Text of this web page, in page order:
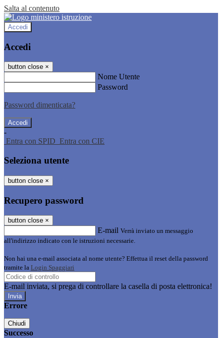
Salta al contenuto
Accedi
Accedi
button close ×
Nome Utente
Password
Password dimenticata?
-
Entra con SPID Entra con CIE
Seleziona utente
button close ×
Recupero password
button close ×
E-mail Verrà inviato un messaggio
all'indirizzo indicato con le istruzioni necessarie.
Non hai una e-mail associata al nome utente? Effettua il reset della password
tramite la Login Spaggiari
E-mail inviata, si prega di controllare la casella di posta elettronica!
Errore
Chiudi
Successo